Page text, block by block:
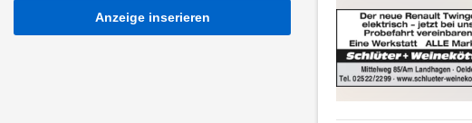
Anzeige inserieren